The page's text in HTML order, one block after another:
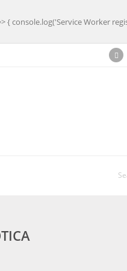
console.log('Service Worker